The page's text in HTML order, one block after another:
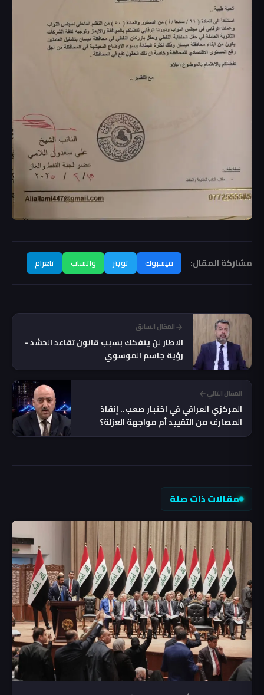
مشاركة المقال: فيسبوك تويتر واتساب تلغرام
المقال السابق
الاطار لن يتفكك بسبب قانون تقاعد الحشد -
رؤية جاسم الموسوي
المقال التالي
المركزي العراقي في اختبار صعب.. إنقاذ
المصارف من التقييد أم مواجهة العزلة؟
مقالات ذات صلة